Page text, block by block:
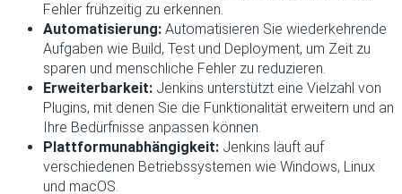
Fehler frühzeitig zu erkennen.
Automatisierung: Automatisieren Sie wiederkehrende
Aufgaben wie Build, Test und Deployment, um Zeit zu
sparen und menschliche Fehler zu reduzieren.
Erweiterbarkeit: Jenkins unterstützt eine Vielzahl von
Plugins, mit denen Sie die Funktionalität erweitern und an
Ihre Bedürfnisse anpassen können.
Plattformunabhängigkeit: Jenkins läuft auf
verschiedenen Betriebssystemen wie Windows, Linux
und macOS.